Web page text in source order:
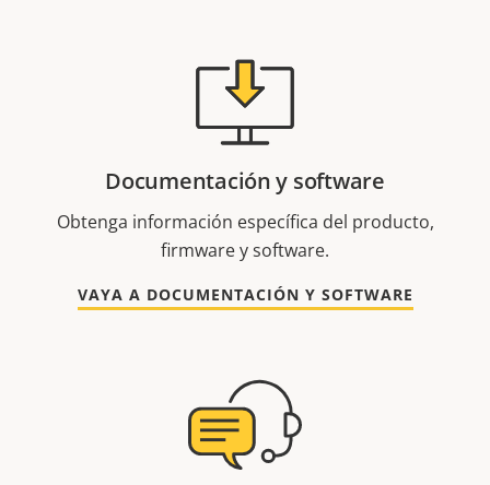
Documentación y software
Obtenga información específica del producto,
firmware y software.
VAYA A DOCUMENTACIÓN Y SOFTWARE